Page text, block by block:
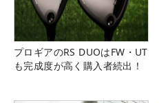
プロギアのRS DUOはFW・UT
も完成度が高く購入者続出！